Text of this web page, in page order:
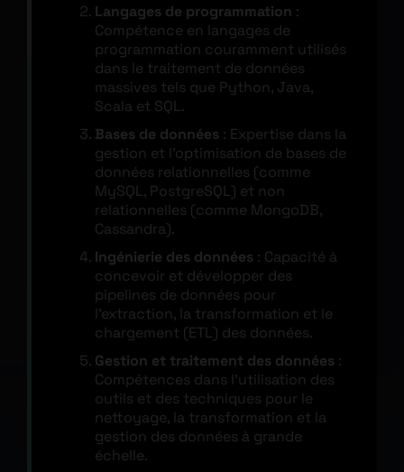
Langages de programmation :
Compétence en langages de
programmation couramment utilisés
dans le traitement de données
massives tels que Python, Java,
Scala et SQL.
Bases de données : Expertise dans la
gestion et l’optimisation de bases de
données relationnelles (comme
MySQL, PostgreSQL) et non
relationnelles (comme MongoDB,
Cassandra).
Ingénierie des données : Capacité à
concevoir et développer des
pipelines de données pour
l’extraction, la transformation et le
chargement (ETL) des données.
Gestion et traitement des données :
Compétences dans l’utilisation des
outils et des techniques pour le
nettoyage, la transformation et la
gestion des données à grande
échelle.